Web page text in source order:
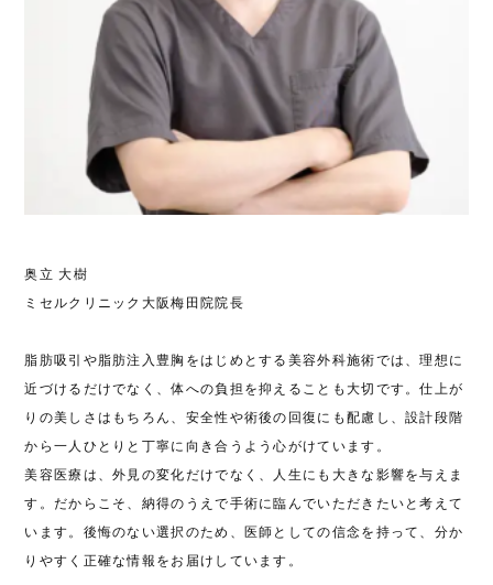
奥立 大樹
ミセルクリニック大阪梅田院院長
脂肪吸引や脂肪注入豊胸をはじめとする美容外科施術では、理想に
近づけるだけでなく、体への負担を抑えることも大切です。仕上が
りの美しさはもちろん、安全性や術後の回復にも配慮し、設計段階
から一人ひとりと丁寧に向き合うよう心がけています。
美容医療は、外見の変化だけでなく、人生にも大きな影響を与えま
す。だからこそ、納得のうえで手術に臨んでいただきたいと考えて
います。後悔のない選択のため、医師としての信念を持って、分か
りやすく正確な情報をお届けしています。